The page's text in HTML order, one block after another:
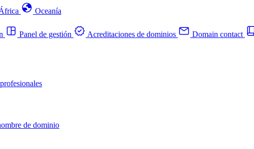
Oceanía
Panel de gestión Acreditaciones de dominios Domain contact
de dominio